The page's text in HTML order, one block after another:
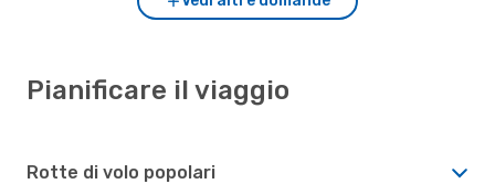
Pianificare il viaggio
Rotte di volo popolari